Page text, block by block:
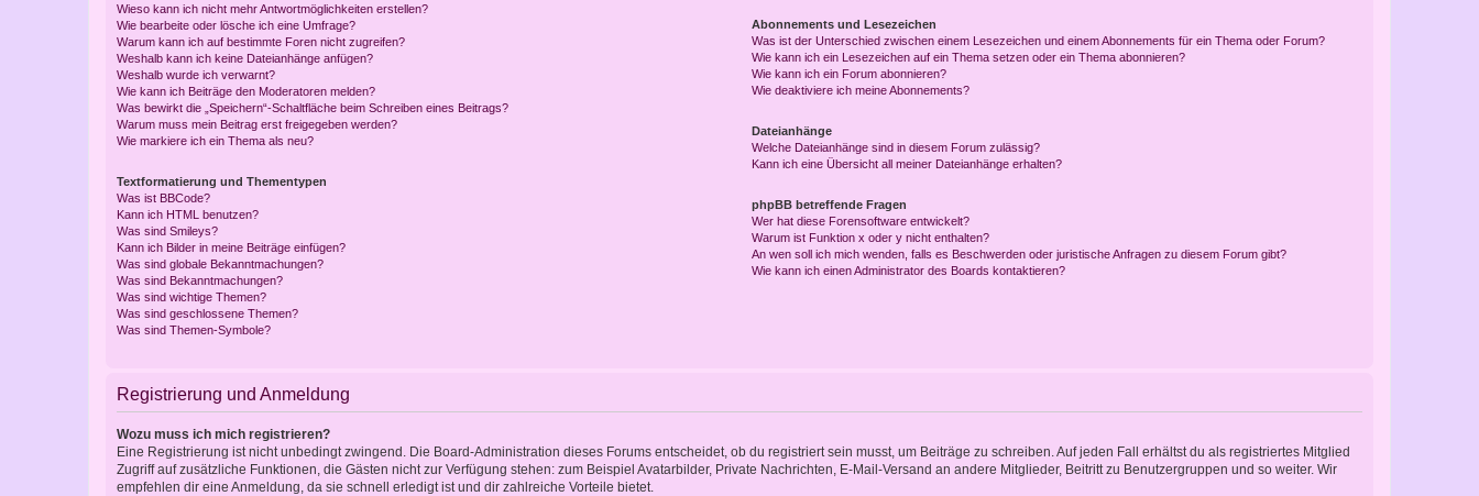
Wieso kann ich nicht mehr Antwortmöglichkeiten erstellen?
Wie bearbeite oder lösche ich eine Umfrage?
Warum kann ich auf bestimmte Foren nicht zugreifen?
Weshalb kann ich keine Dateianhänge anfügen?
Weshalb wurde ich verwarnt?
Wie kann ich Beiträge den Moderatoren melden?
Was bewirkt die „Speichern“-Schaltfläche beim Schreiben eines Beitrags?
Warum muss mein Beitrag erst freigegeben werden?
Wie markiere ich ein Thema als neu?
Textformatierung und Thementypen
Was ist BBCode?
Kann ich HTML benutzen?
Was sind Smileys?
Kann ich Bilder in meine Beiträge einfügen?
Was sind globale Bekanntmachungen?
Was sind Bekanntmachungen?
Was sind wichtige Themen?
Was sind geschlossene Themen?
Was sind Themen-Symbole?
Abonnements und Lesezeichen
Was ist der Unterschied zwischen einem Lesezeichen und einem Abonnements für ein Thema oder Forum?
Wie kann ich ein Lesezeichen auf ein Thema setzen oder ein Thema abonnieren?
Wie kann ich ein Forum abonnieren?
Wie deaktiviere ich meine Abonnements?
Dateianhänge
Welche Dateianhänge sind in diesem Forum zulässig?
Kann ich eine Übersicht all meiner Dateianhänge erhalten?
phpBB betreffende Fragen
Wer hat diese Forensoftware entwickelt?
Warum ist Funktion x oder y nicht enthalten?
An wen soll ich mich wenden, falls es Beschwerden oder juristische Anfragen zu diesem Forum gibt?
Wie kann ich einen Administrator des Boards kontaktieren?
Registrierung und Anmeldung
Wozu muss ich mich registrieren?
Eine Registrierung ist nicht unbedingt zwingend. Die Board-Administration dieses Forums entscheidet, ob du registriert sein musst, um Beiträge zu schreiben. Auf jeden Fall erhältst du als registriertes Mitglied
Zugriff auf zusätzliche Funktionen, die Gästen nicht zur Verfügung stehen: zum Beispiel Avatarbilder, Private Nachrichten, E-Mail-Versand an andere Mitglieder, Beitritt zu Benutzergruppen und so weiter. Wir
empfehlen dir eine Anmeldung, da sie schnell erledigt ist und dir zahlreiche Vorteile bietet.